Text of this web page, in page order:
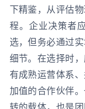
下精鉴，从评估
程。企业决策者
选，但务必通过
细节。在选择时
有成熟运营体系
加值的合作伙伴